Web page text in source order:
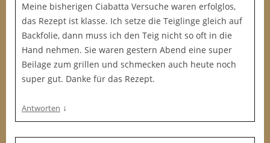
Meine bisherigen Ciabatta Versuche waren erfolglos,
das Rezept ist klasse. Ich setze die Teiglinge gleich auf
Backfolie, dann muss ich den Teig nicht so oft in die
Hand nehmen. Sie waren gestern Abend eine super
Beilage zum grillen und schmecken auch heute noch
super gut. Danke für das Rezept.
Antworten ↓